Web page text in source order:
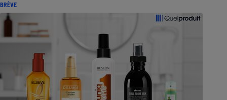
BRÈVE